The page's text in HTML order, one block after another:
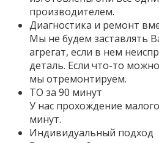
производителем.
Диагностика и ремонт
Мы не будем заставлять
агрегат, если в нем
деталь. Если что-то
мы отремонтируем.
ТО за 90 минут
У нас прохождение
минут.
Индивидуальный подход